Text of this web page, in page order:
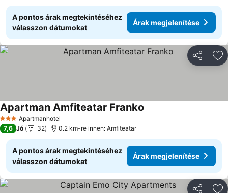
A pontos árak megtekintéséhez
válasszon dátumokat
Árak megjelenítése
3 KategóriaApartmanhotel
Apartman Amfiteatar Franko
7,6 Jó 32 0.2 km-re innen: Amfiteatar
A pontos árak megtekintéséhez
válasszon dátumokat
Árak megjelenítése